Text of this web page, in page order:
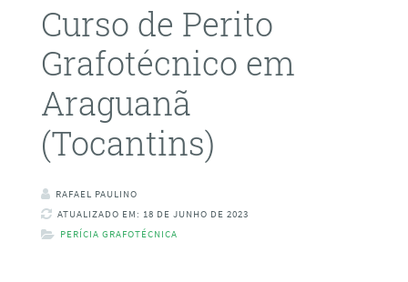
Curso de Perito
Grafotécnico em
Araguanã
(Tocantins)
RAFAEL PAULINO
ATUALIZADO EM: 18 DE JUNHO DE 2023
PERÍCIA GRAFOTÉCNICA